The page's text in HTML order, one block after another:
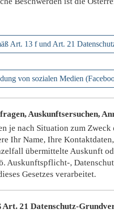
Art. 13 f und Art. 21
von sozialen Medien
Auskunftsersuchen,
je nach Situation zum
Ihr Name, Ihre
übermittelte Auskunft
Auskunftspflicht-,
Gesetzes verarbeitet.
Art. 21 Datenschutz-